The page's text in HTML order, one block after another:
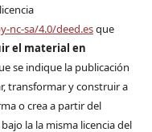
nc-sa/4.0/deed.esque
el material en
se indique la publicación
transformar y construir a
o crea a partir del
la la misma licencia del